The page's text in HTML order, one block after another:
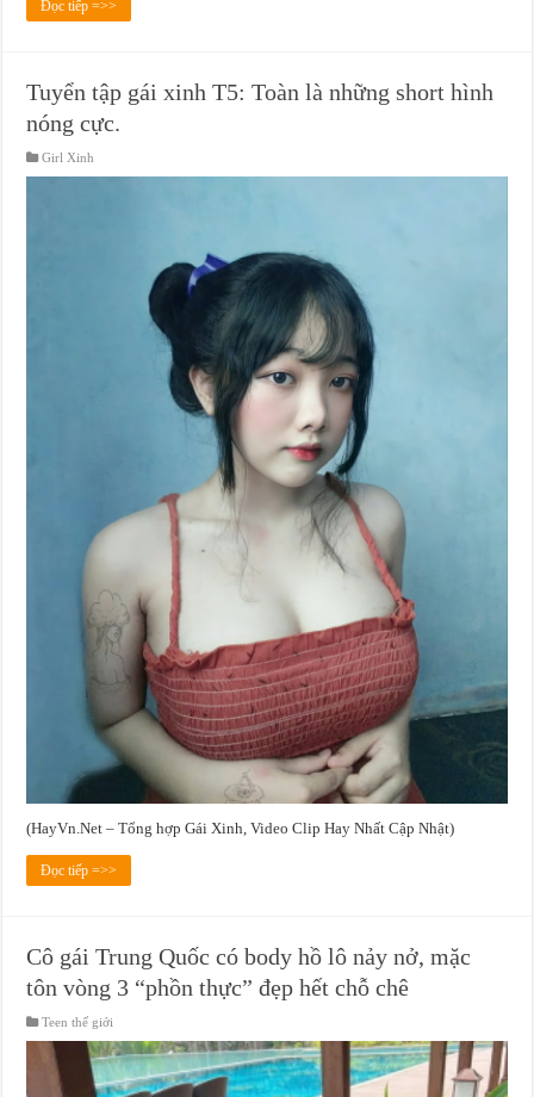
Đọc tiếp =>>
Tuyển tập gái xinh T5: Toàn là những short hình
nóng cực.
Girl Xinh
(HayVn.Net – Tổng hợp Gái Xinh, Video Clip Hay Nhất Cập Nhật)
Đọc tiếp =>>
Cô gái Trung Quốc có body hồ lô nảy nở, mặc
tôn vòng 3 “phồn thực” đẹp hết chỗ chê
Teen thế giới